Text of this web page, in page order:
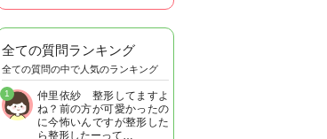
全ての質問ランキング
全ての質問の中で人気のランキング
仲里依紗 整形してますよ
ね？前の方が可愛かったの
に今怖いんですが整形した
ら整形したーって…
1